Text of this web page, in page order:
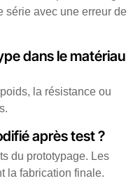
série avec une erreur de
dans le matériau
la résistance ou
après test ?
du prototypage. Les
la fabrication finale.